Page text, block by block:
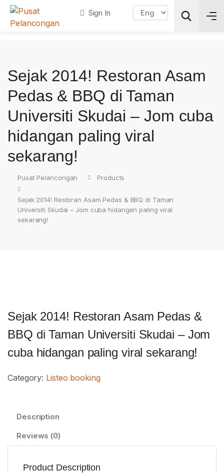
Sign In
Sejak 2014! Restoran Asam
Pedas & BBQ di Taman
Universiti Skudai – Jom cuba
hidangan paling viral
sekarang!
Pusat Pelancongan Products
Sejak 2014! Restoran Asam Pedas & BBQ di Taman
Universiti Skudai – Jom cuba hidangan paling viral
sekarang!
Sejak 2014! Restoran Asam Pedas &
BBQ di Taman Universiti Skudai – Jom
cuba hidangan paling viral sekarang!
Category: Listeo booking
Description
Reviews (0)
Product Description